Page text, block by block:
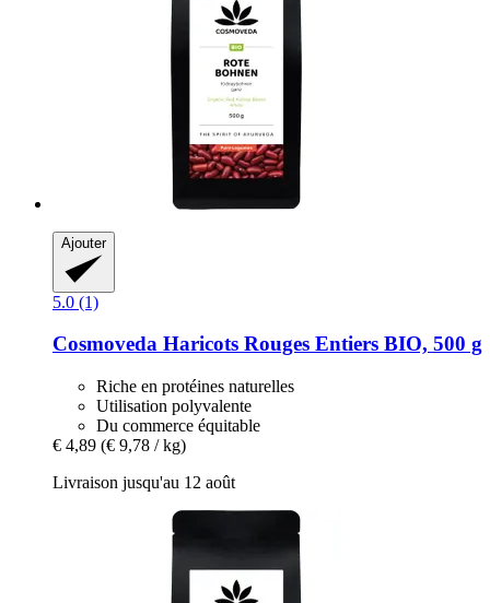
Ajouter
5.0 (1)
Cosmoveda Haricots Rouges Entiers BIO, 500 g
Riche en protéines naturelles
Utilisation polyvalente
Du commerce équitable
€ 4,89 (€ 9,78 / kg)
Livraison jusqu'au 12 août